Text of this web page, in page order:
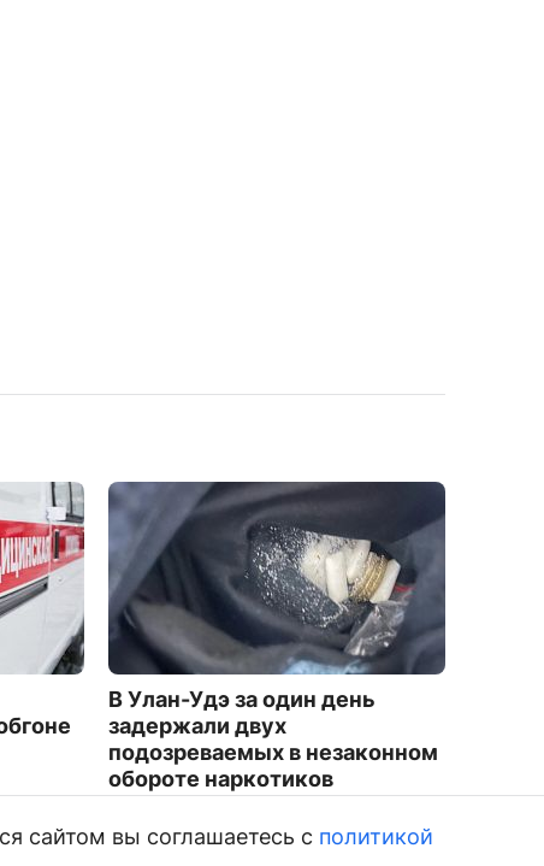
В Улан-Удэ за один день
задержали двух
подозреваемых в незаконном
обороте наркотиков
сайтом вы соглашаетесь с политикой